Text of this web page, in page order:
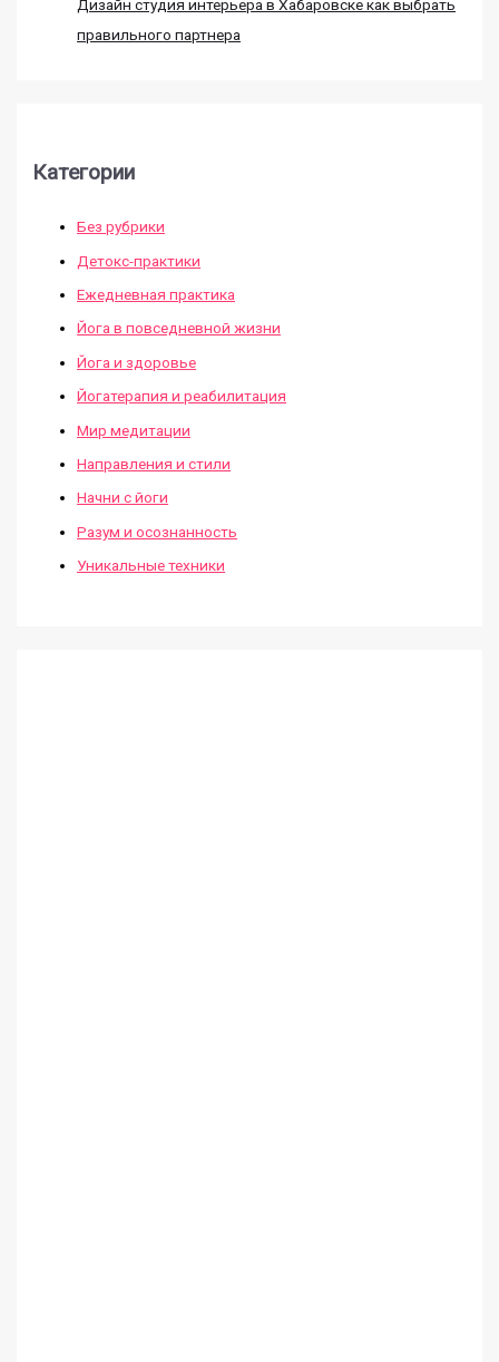
Дизайн студия интерьера в Хабаровске как выбрать
правильного партнера
Категории
Без рубрики
Детокс-практики
Ежедневная практика
Йога в повседневной жизни
Йога и здоровье
Йогатерапия и реабилитация
Мир медитации
Направления и стили
Начни с йоги
Разум и осознанность
Уникальные техники